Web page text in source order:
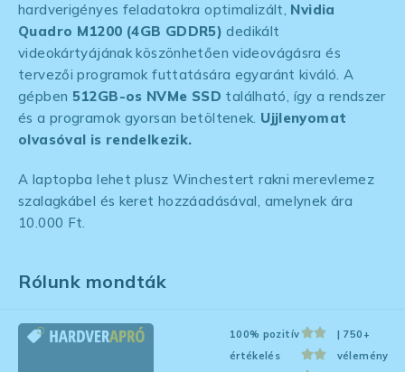
hardverigényes feladatokra optimalizált, Nvidia
Quadro M1200 (4GB GDDR5)dedikált
videokártyájának köszönhetően videovágásra és
tervezői programok futtatására egyaránt kiváló. A
gépben 512GB-os NVMe SSD található, így a rendszer
és a programok gyorsan betöltenek. Ujjlenyomat
olvasóval is rendelkezik.
A laptopba lehet plusz Winchestert rakni merevlemez
szalagkábel és keret hozzáadásával, amelynek ára
10.000 Ft.
Rólunk mondták
100% pozitív
értékelés
| 750+
vélemény